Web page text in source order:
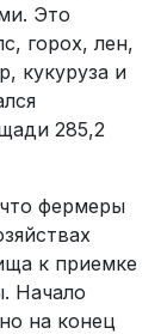
Это
горох, лен,
кукуруза и
285,2
фермеры
к приемке
Начало
на конец